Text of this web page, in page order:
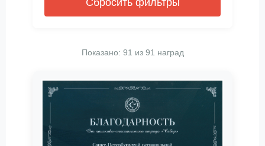
Показано: 91 из 91 наград